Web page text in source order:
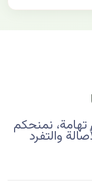
نمنحكم
والتفرد